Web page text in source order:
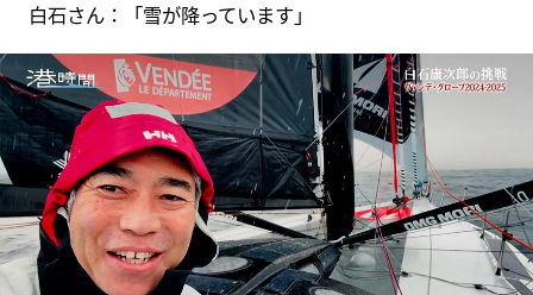
白石さん：「雪が降っています」